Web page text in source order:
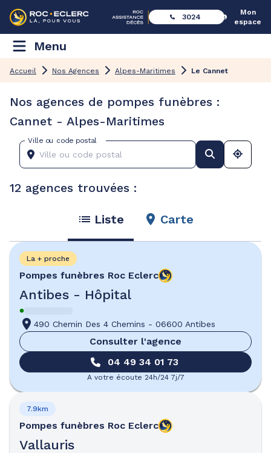
3024
Mon
espace
Menu
Accueil Nos Agences Alpes-Maritimes Le Cannet
Nos agences de pompes funèbres :
Cannet - Alpes-Maritimes
Ville ou code postal
12 agences trouvées :
Liste Carte
Pompes funèbres Roc Eclerc
Antibes - Hôpital
La + proche
490 Chemin Des 4 Chemins - 06600 Antibes
Consulter l'agence
04 49 34 01 73
A votre écoute 24h/24 7j/7
Pompes funèbres Roc Eclerc
Vallauris
7.9km